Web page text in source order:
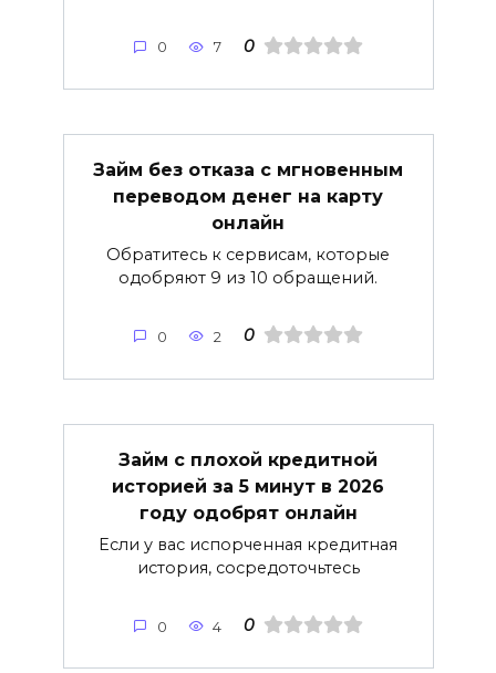
0 7 0
Займ без отказа с мгновенным
переводом денег на карту
онлайн
Обратитесь к сервисам, которые
одобряют 9 из 10 обращений.
0 2 0
Займ с плохой кредитной
историей за 5 минут в 2026
году одобрят онлайн
Если у вас испорченная кредитная
история, сосредоточьтесь
0 4 0